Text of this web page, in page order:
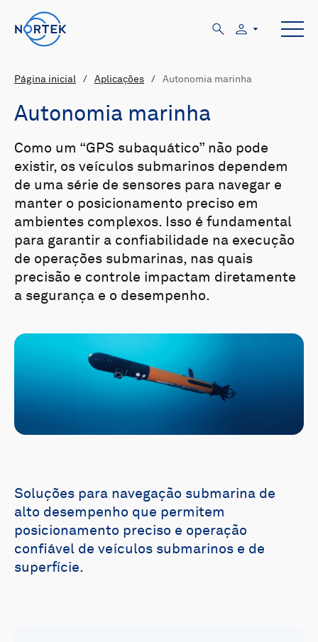
Página inicial / Aplicações / Autonomia marinha
Autonomia marinha
Como um “GPS subaquático” não pode
existir, os veículos submarinos dependem
de uma série de sensores para navegar e
manter o posicionamento preciso em
ambientes complexos. Isso é fundamental
para garantir a confiabilidade na execução
de operações submarinas, nas quais
precisão e controle impactam diretamente
a segurança e o desempenho.
Soluções para navegação submarina de
alto desempenho que permitem
posicionamento preciso e operação
confiável de veículos submarinos e de
superfície.